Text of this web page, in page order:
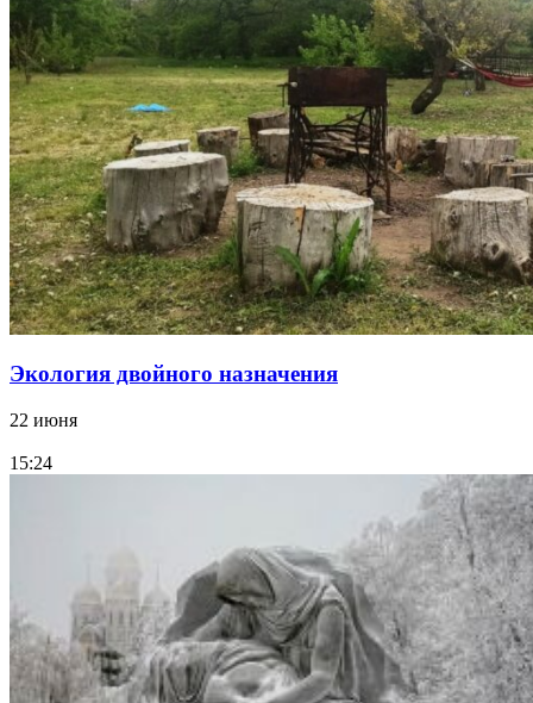
Экология двойного назначения
22 июня
15:24